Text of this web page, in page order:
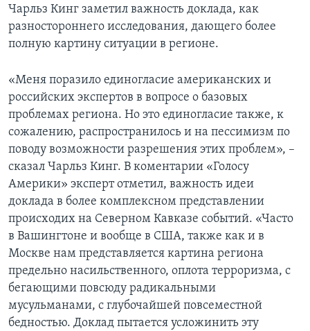
Чарльз Кинг заметил важность доклада, как
разностороннего исследования, дающего более
полную картину ситуации в регионе.
«Меня поразило единогласие американских и
российских экспертов в вопросе о базовых
проблемах региона. Но это единогласие также, к
сожалению, распространилось и на пессимизм по
поводу возможности разрешения этих проблем», –
сказал Чарльз Кинг. В коментарии «Голосу
Америки» эксперт отметил, важность идеи
доклада в более комплексном представлении
происходих на Северном Кавказе событий. «Часто
в Вашингтоне и вообще в США, также как и в
Москве нам представляется картина региона
предельно насильственного, оплота терроризма, с
бегающими повсюду радикальными
мусульманами, с глубочайшей повсеместной
бедностью. Доклад пытается усложинить эту